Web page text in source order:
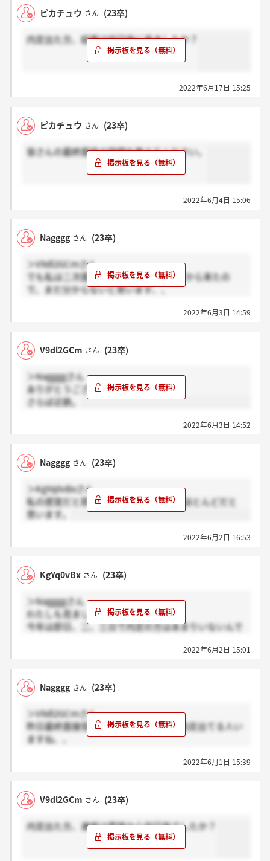
ピカチュウ さん (23卒)
内定出た方、結果は何日後に来ましたか？
2022年6月17日 15:25
ピカチュウ さん (23卒)
皆さんの最終面接の時間を教えてください。
2022年6月4日 15:06
Nagggg さん (23卒)
＞V9dl2GCmさん
でも私は二次面接の結果、3週間すぎてから来たの
で、まだ分からないと思います、、
2022年6月3日 14:59
V9dl2GCm さん (23卒)
＞Naggggさん
ありがとうございます！
さらば近鉄。
2022年6月3日 14:52
Nagggg さん (23卒)
＞KgYq0vBxさん
私の感覚だと即日～2.3日で内定の方がほとんどだと
思います。
2022年6月2日 16:53
KgYq0vBx さん (23卒)
＞Naggggさん
わたしも見ました、、
今年は即日、二、三日で内定の方はあまりいないんで
2022年6月2日 15:01
Nagggg さん (23卒)
＞V9dl2GCmさん
昨日最終面接受けて、その日のうちに内定出てる人い
ますね、、
2022年6月1日 15:39
V9dl2GCm さん (23卒)
内定出た方、連絡は面接から何日後でしたか？